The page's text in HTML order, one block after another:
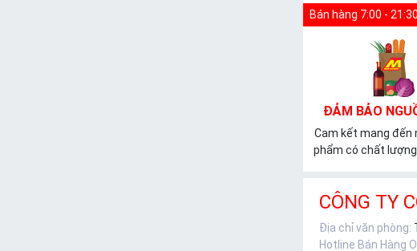
Bán hàng 7:00 - 21:30
ĐẢM BẢO
Cam kết mang đến
phẩm có chất
CÔNG TY
Địa chỉ văn phòng:
Hotline Bán Hàng